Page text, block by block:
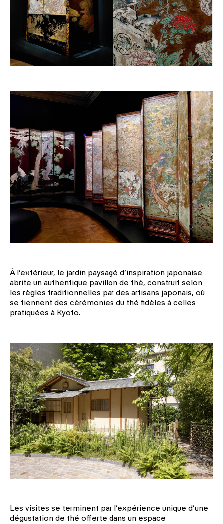
À l’extérieur, le jardin paysagé d’inspiration japonaise
abrite un authentique pavillon de thé, construit selon
les règles traditionnelles par des artisans japonais, où
se tiennent des cérémonies du thé fidèles à celles
pratiquées à Kyoto.
Les visites se terminent par l’expérience unique d’une
dégustation de thé offerte dans un espace